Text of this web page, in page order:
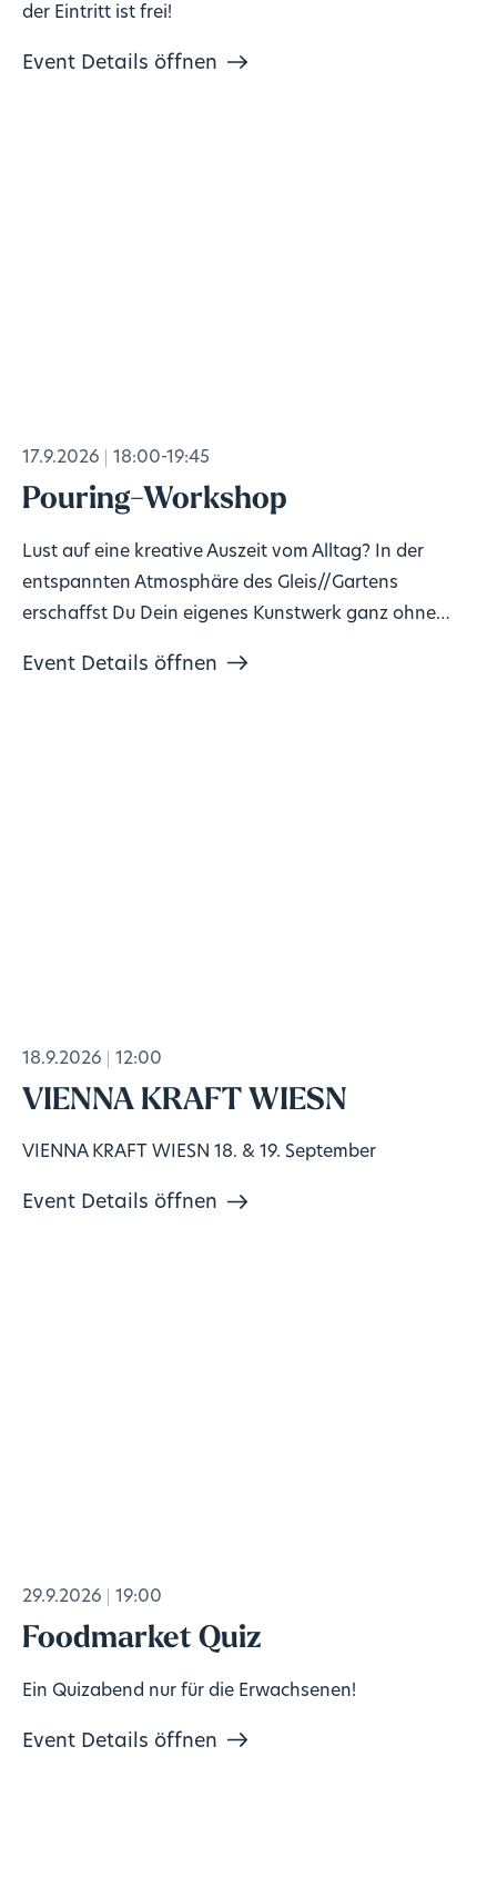
der Eintritt ist frei!
Event Details öffnen
17.9.2026 18:00-19:45
Pouring-Workshop
Lust auf eine kreative Auszeit vom Alltag? In der
entspannten Atmosphäre des Gleis//Gartens
erschaffst Du Dein eigenes Kunstwerk ganz ohne
Event Details öffnen
18.9.2026 12:00
VIENNA KRAFT WIESN
VIENNA KRAFT WIESN 18. & 19. September
Event Details öffnen
29.9.2026 19:00
Foodmarket Quiz
Ein Quizabend nur für die Erwachsenen!
Event Details öffnen